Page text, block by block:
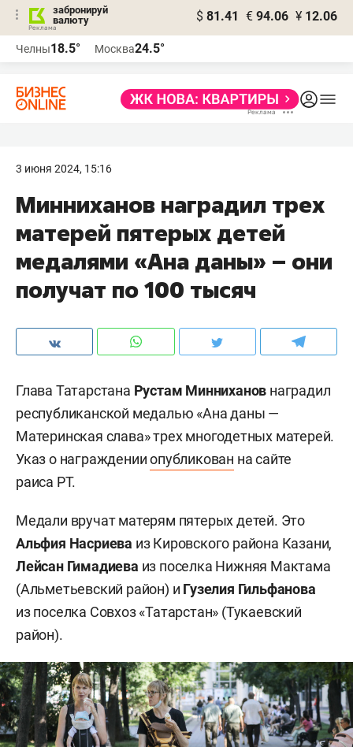
забронируй
валюту
$ 81.41 € 94.06 ¥ 12.06
Челны18.5° Москва24.5°
3 июня 2024, 15:16
Минниханов наградил трех
матерей пятерых детей
медалями «Ана даны» – они
получат по 100 тысяч
Глава Татарстана Рустам Минниханов наградил
республиканской медалью «Ана даны —
Материнская слава» трех многодетных матерей.
Указ о награжденииопубликован на сайте
раиса РТ.
Медали вручат матерям пятерых детей. Это
Альфия Насриева из Кировского района Казани,
Лейсан Гимадиева из поселка Нижняя Мактама
(Альметьевский район) и Гузелия Гильфанова
из поселка Совхоз «Татарстан» (Тукаевский
район).